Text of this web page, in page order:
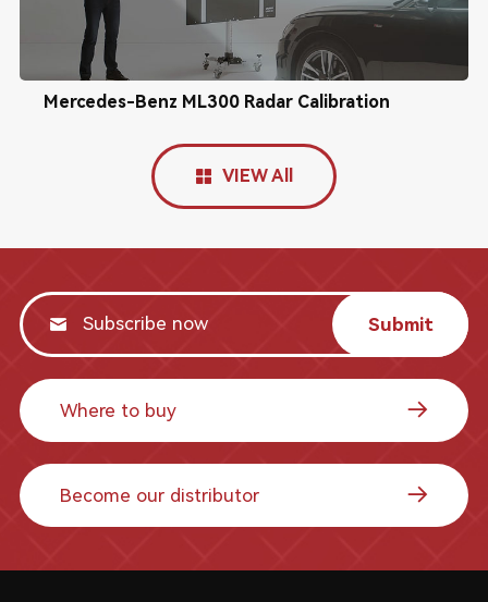
Mercedes-Benz ML300 Radar Calibration
VIEW All
Submit
Where to buy
Become our distributor